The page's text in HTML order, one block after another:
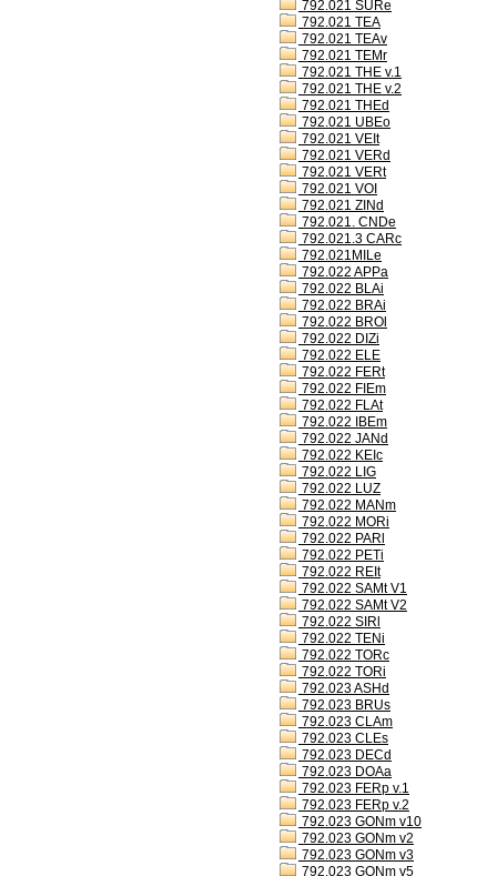
792.021 SURe
792.021 TEA
792.021 TEAv
792.021 TEMr
792.021 THE v.1
792.021 THE v.2
792.021 THEd
792.021 UBEo
792.021 VEIt
792.021 VERd
792.021 VERt
792.021 VOI
792.021 ZINd
792.021. CNDe
792.021.3 CARc
792.021MILe
792.022 APPa
792.022 BLAi
792.022 BRAi
792.022 BROl
792.022 DIZi
792.022 ELE
792.022 FERt
792.022 FIEm
792.022 FLAt
792.022 IBEm
792.022 JANd
792.022 KEIc
792.022 LIG
792.022 LUZ
792.022 MANm
792.022 MORi
792.022 PARl
792.022 PETi
792.022 REIt
792.022 SAMt V1
792.022 SAMt V2
792.022 SIRl
792.022 TENi
792.022 TORc
792.022 TORi
792.023 ASHd
792.023 BRUs
792.023 CLAm
792.023 CLEs
792.023 DECd
792.023 DOAa
792.023 FERp v.1
792.023 FERp v.2
792.023 GONm v10
792.023 GONm v2
792.023 GONm v3
792.023 GONm v5